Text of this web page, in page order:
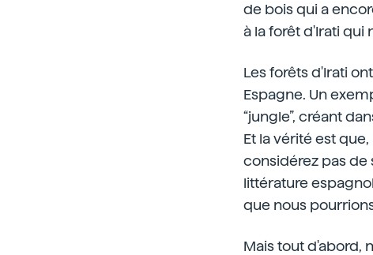
de bois qui a
à la forêt d'Irati qui
Les forêts d'Irati
Espagne. Un
“jungle”, créant
Et la vérité est
considérez pas de
littérature
que nous
Mais tout d'abord,